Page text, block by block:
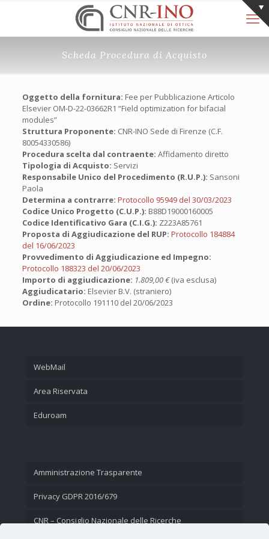
Scheda Procedura di Acquisto
Oggetto della fornitura: Fee per Pubblicazione Articolo
Elsevier OM-D-22-03662R1 “Field optimization for bifacial
modules”
Struttura Proponente: CNR-INO Sede di Firenze (C.F.
80054330586)
Procedura scelta dal contraente: Affidamento diretto
Tipologia di Acquisto: Servizi
Responsabile Unico del Procedimento (R.U.P.): Sansoni
Paola
Determina a contrarre: Protocollo 95949 del 30/03/2023
Codice Unico Progetto (C.U.P.): B88D19000160005
Codice Identificativo Gara (C.I.G.): Z223A85761
Proposta di Aggiudicazione del RUP: Protocollo 184884
del 16/06/2023
Provvedimento di Aggiudicazione ed Impegno:
Protocollo 188323 del 20/06/2023
Importo di aggiudicazione: 1.809,00 €(iva esclusa)
Aggiudicatario: Elsevier B.V. (straniero)
Ordine: Protocollo 191110 del 20/06/2023
WebMail
Area Riservata
Eduroam
Amministrazione Trasparente
Privacy GDPR 2016/679
CNR – Consiglio Nazionale delle Ricerche